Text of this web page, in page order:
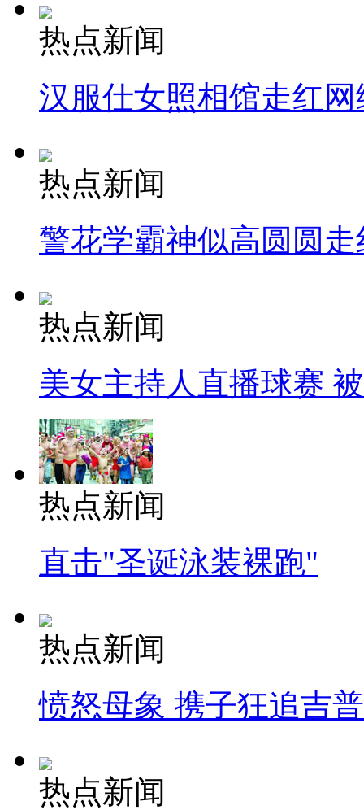
热点新闻
汉服仕女照相馆走红网
热点新闻
警花学霸神似高圆圆走
热点新闻
美女主持人直播球赛
热点新闻
直击"圣诞泳装裸跑"
热点新闻
愤怒母象 携子狂追吉
热点新闻